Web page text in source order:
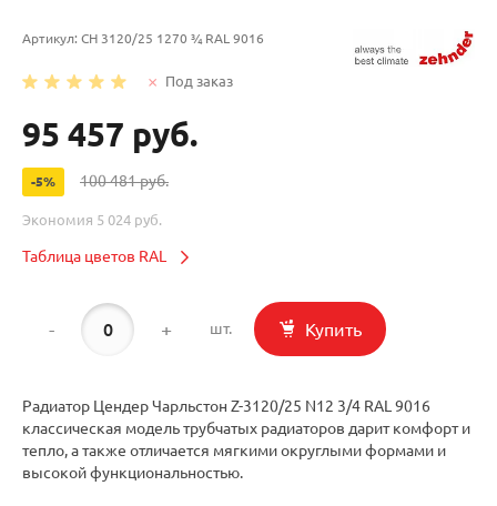
Артикул: CH 3120/25 1270 ¾ RAL 9016
Под заказ
95 457 руб.
-5% 100 481 руб.
Экономия 5 024 руб.
Таблица цветов RAL
- + шт. Купить
Радиатор Цендер Чарльстон Z-3120/25 N12 3/4 RAL 9016
классическая модель трубчатых радиаторов дарит комфорт и
тепло, а также отличается мягкими округлыми формами и
высокой функциональностью.